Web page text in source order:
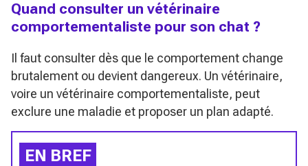
Quand consulter un vétérinaire
comportementaliste pour son chat ?
Il faut consulter dès que le comportement change
brutalement ou devient dangereux. Un vétérinaire,
voire un vétérinaire comportementaliste, peut
exclure une maladie et proposer un plan adapté.
EN BREF